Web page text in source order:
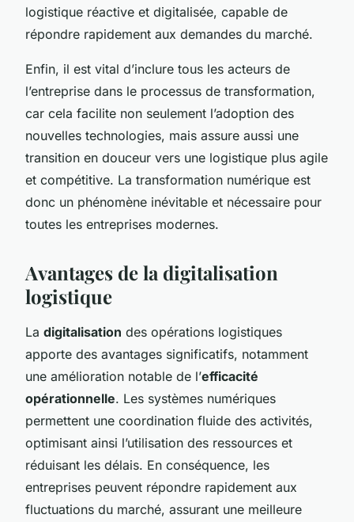
logistique réactive et digitalisée, capable de
répondre rapidement aux demandes du marché.
Enfin, il est vital d’inclure tous les acteurs de
l’entreprise dans le processus de transformation,
car cela facilite non seulement l’adoption des
nouvelles technologies, mais assure aussi une
transition en douceur vers une logistique plus agile
et compétitive. La transformation numérique est
donc un phénomène inévitable et nécessaire pour
toutes les entreprises modernes.
Avantages de la digitalisation
logistique
La digitalisation des opérations logistiques
apporte des avantages significatifs, notamment
une amélioration notable de l’efficacité
opérationnelle. Les systèmes numériques
permettent une coordination fluide des activités,
optimisant ainsi l’utilisation des ressources et
réduisant les délais. En conséquence, les
entreprises peuvent répondre rapidement aux
fluctuations du marché, assurant une meilleure